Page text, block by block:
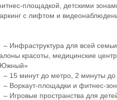
площадкой, детскими
с лифтом и
– Инфраструктура для всей
красоты, медицинские
– 15 минут до метро, 2 минуты до
– Воркаут-площадки и фитнес-
– Игровые пространства для